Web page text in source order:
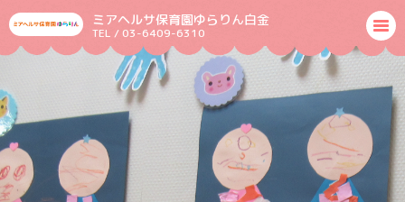
ミアヘルサ保育園ゆらりん白金
TEL / 03-6409-6310